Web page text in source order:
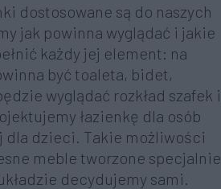
dostosowane są do naszych
jak powinna wyglądać i jakie
każdy jej element: na
być toaleta, bidet,
wyglądać rozkład szafek i
łazienkę dla osób
dla dzieci. Takie możliwości
meble tworzone specjalnie
decydujemy sami.